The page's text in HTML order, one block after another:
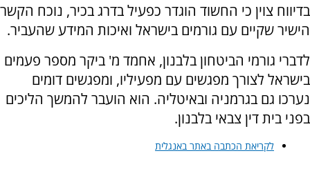
בדיווח צוין כי החשוד הוגדר כפעיל בדרג בכיר, נוכח הקשר
הישיר שקיים עם גורמים בישראל ואיכות המידע שהעביר.
לדברי גורמי הביטחון בלבנון, אחמד מ' ביקר מספר פעמים
בישראל לצורך מפגשים עם מפעיליו, ומפגשים דומים
נערכו גם בגרמניה ובאיטליה. הוא הועבר להמשך הליכים
בפני בית דין צבאי בלבנון.
לקריאת הכתבה באתר באנגלית